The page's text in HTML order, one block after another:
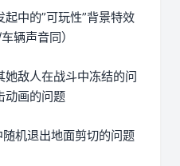
中的”可玩性”背景特效
辆声音同）
敌人在战斗中冻结的问
动画的问题
机退出地面剪切的问题